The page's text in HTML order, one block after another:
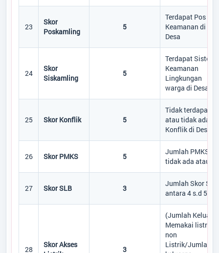
23
Skor
Poskamling
5
Terdapat Pos
Keamanan di
Desa
24
Skor
Siskamling
5
Terdapat Sistem
Keamanan
Lingkungan
warga di Desa
25 Skor Konflik 5
Tidak terdapat
atau tidak ada
Konflik di Desa
26 Skor PMKS 5
Jumlah PMKS
tidak ada atau 0
27 Skor SLB 3
Jumlah Skor SLB
antara 4 s.d 5
28
Skor Akses
3
(Jumlah
Memakai listrik +
non
Listrik/Jumlah